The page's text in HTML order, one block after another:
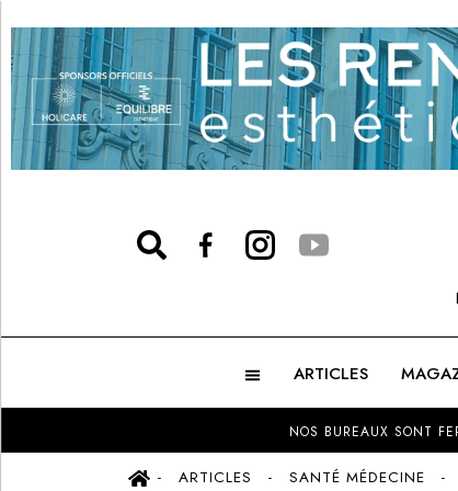
ARTICLES
NOS BUREAUX SONT
ARTICLES SANTÉ MÉDECINE